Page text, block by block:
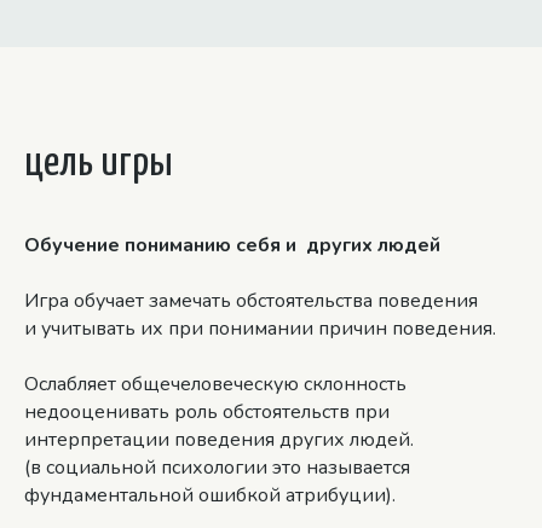
цель игры
Обучение пониманию себя и других людей
Игра обучает замечать обстоятельства поведения
и учитывать их при понимании причин поведения.
Ослабляет общечеловеческую склонность
недооценивать роль обстоятельств при
интерпретации поведения других людей.
(в социальной психологии это называется
фундаментальной ошибкой атрибуции).